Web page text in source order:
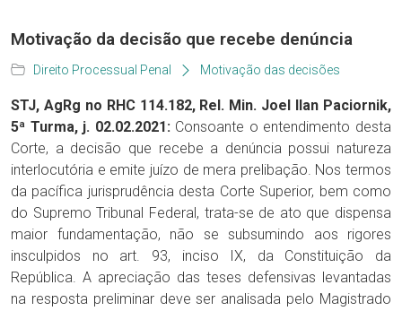
Motivação da decisão que recebe denúncia
Direito Processual Penal Motivação das decisões
STJ, AgRg no RHC 114.182, Rel. Min. Joel Ilan Paciornik,
5ª Turma, j. 02.02.2021: Consoante o entendimento desta
Corte, a decisão que recebe a denúncia possui natureza
interlocutória e emite juízo de mera prelibação. Nos termos
da pacífica jurisprudência desta Corte Superior, bem como
do Supremo Tribunal Federal, trata-se de ato que dispensa
maior fundamentação, não se subsumindo aos rigores
insculpidos no art. 93, inciso IX, da Constituição da
República. A apreciação das teses defensivas levantadas
na resposta preliminar deve ser analisada pelo Magistrado